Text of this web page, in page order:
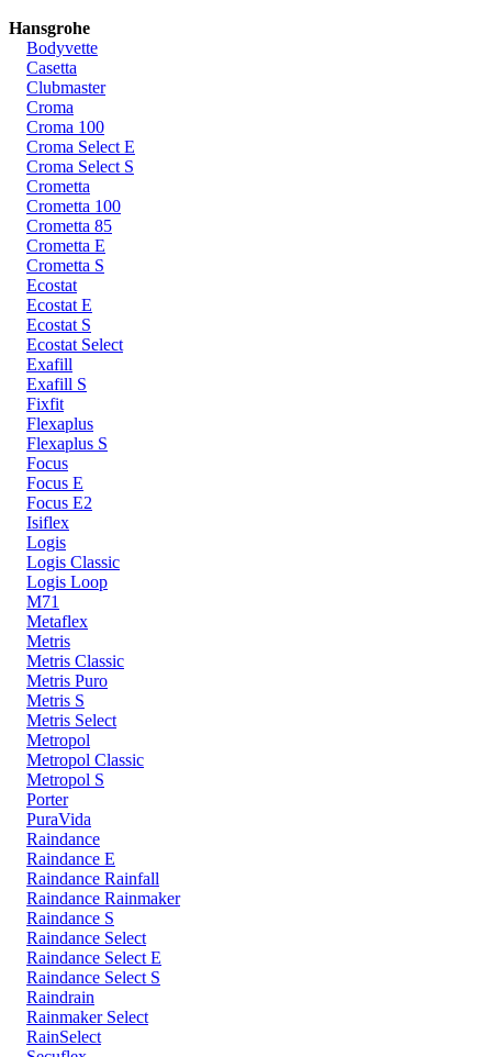
Hansgrohe
Bodyvette
Casetta
Clubmaster
Croma
Croma 100
Croma Select E
Croma Select S
Crometta
Crometta 100
Crometta 85
Crometta E
Crometta S
Ecostat
Ecostat E
Ecostat S
Ecostat Select
Exafill
Exafill S
Fixfit
Flexaplus
Flexaplus S
Focus
Focus E
Focus E2
Isiflex
Logis
Logis Classic
Logis Loop
M71
Metaflex
Metris
Metris Classic
Metris Puro
Metris S
Metris Select
Metropol
Metropol Classic
Metropol S
Porter
PuraVida
Raindance
Raindance E
Raindance Rainfall
Raindance Rainmaker
Raindance S
Raindance Select
Raindance Select E
Raindance Select S
Raindrain
Rainmaker Select
RainSelect